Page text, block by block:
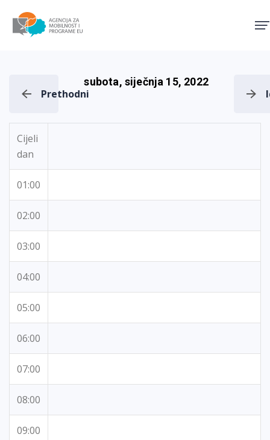
Prethodni
subota, siječnja 15, 2022
Cijeli
dan
01:00
02:00
03:00
04:00
05:00
06:00
07:00
08:00
09:00